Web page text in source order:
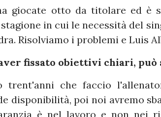
giocate otto da titolare ed è
in cui le necessità del
Risolviamo i problemi e Luis
fissato obiettivi chiari,
trent'anni che faccio
disponibilità, poi noi avremo
è nel lavoro e non nei